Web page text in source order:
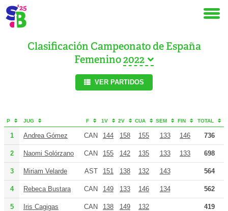
Clasificación Campeonato de España
Femenino
VER PARTIDOS
P JUG F 1V 2V CUA SEM FIN TOTAL
1 Andrea Gómez CAN 144 158 155 133 146 736
2 Naomi Solórzano CAN 155 142 135 133 133 698
3 Miriam Velarde AST 151 138 132 143 564
4 Rebeca Bustara CAN 149 133 146 134 562
5 Iris Cagigas CAN 138 149 132 419